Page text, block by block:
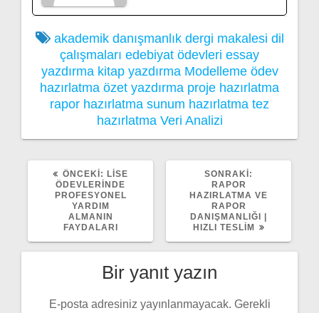
akademik danışmanlık dergi makalesi dil
çalışmaları edebiyat ödevleri essay
yazdırma kitap yazdırma Modelleme ödev
hazırlatma özet yazdırma proje hazırlatma
rapor hazırlatma sunum hazırlatma tez
hazırlatma Veri Analizi
ÖNCEKI: ÖNCEKI
YAZI:
LISE
ÖDEVLERINDE
PROFESYONEL
YARDIM
ALMANIN
FAYDALARI
SONRAKI:
RAPOR
HAZIRLATMA VE
RAPOR
DANIŞMANLIĞI |
HIZLI TESLIM
Bir yanıt yazın
E-posta adresiniz yayınlanmayacak. Gerekli